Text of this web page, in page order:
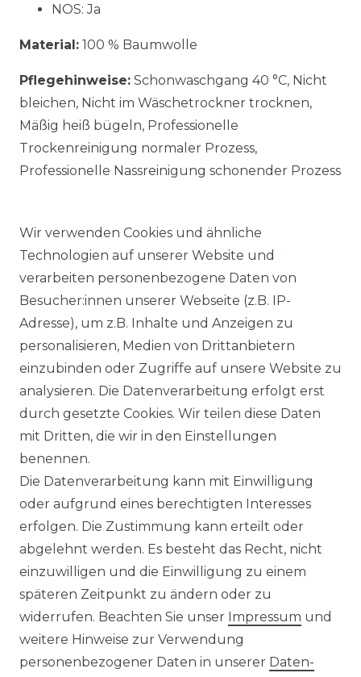
NOS: Ja
Material: 100 % Baumwolle
Pflegehinweise: Schonwaschgang 40 °C, Nicht
bleichen, Nicht im Wäschetrockner trocknen,
Mäßig heiß bügeln, Professionelle
Trockenreinigung normaler Prozess,
Professionelle Nassreinigung schonender Prozess
Ähnlicher Artikel
Venti - Modern Fit - Herren
Langarm Business Hemd
(144262600)
UVP 49,99 €
ab 47,99 € *
inkl. ges. MwSt. Versandkosten
Impressum Daten­schutz­erklärung
Wir verwenden Cookies und ähnliche
Technologien auf unserer Website und
verarbeiten personenbezogene Daten von
Besucher:innen unserer Webseite (z.B. IP-
Adresse), um z.B. Inhalte und Anzeigen zu
personalisieren, Medien von Drittanbietern
einzubinden oder Zugriffe auf unsere Website zu
analysieren. Die Datenverarbeitung erfolgt erst
durch gesetzte Cookies. Wir teilen diese Daten
mit Dritten, die wir in den Einstellungen
benennen.
Die Datenverarbeitung kann mit Einwilligung
oder aufgrund eines berechtigten Interesses
erfolgen. Die Zustimmung kann erteilt oder
abgelehnt werden. Es besteht das Recht, nicht
einzuwilligen und die Einwilligung zu einem
späteren Zeitpunkt zu ändern oder zu
widerrufen. Beachten Sie unser Impressum und
weitere Hinweise zur Verwendung
personenbezogener Daten in unserer Daten­